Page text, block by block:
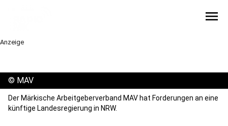
menu
Anzeige
© MAV
Der Märkische Arbeitgeberverband MAV hat Forderungen an eine
künftige Landesregierung in NRW.